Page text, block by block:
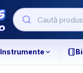
Instrumente